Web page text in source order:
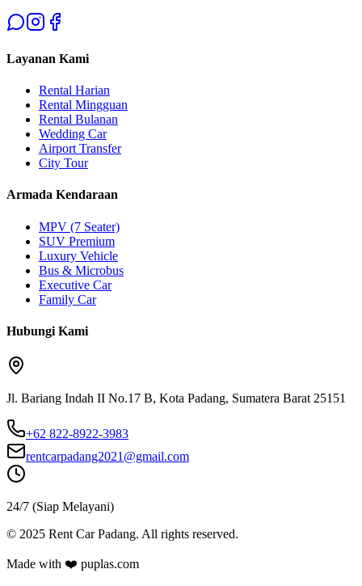
Layanan Kami
Rental Harian
Rental Mingguan
Rental Bulanan
Wedding Car
Airport Transfer
City Tour
Armada Kendaraan
MPV (7 Seater)
SUV Premium
Luxury Vehicle
Bus & Microbus
Executive Car
Family Car
Hubungi Kami
Jl. Bariang Indah II No.17 B, Kota Padang, Sumatera Barat 25151
+62 822-8922-3983
rentcarpadang2021@gmail.com
24/7 (Siap Melayani)
© 2025 Rent Car Padang. All rights reserved.
Made with ❤️ puplas.com